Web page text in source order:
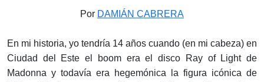
Por DAMIÁN CABRERA
En mi historia, yo tendría 14 años cuando (en mi cabeza) en
Ciudad del Este el boom era el disco Ray of Light de
Madonna y todavía era hegemónica la figura icónica de